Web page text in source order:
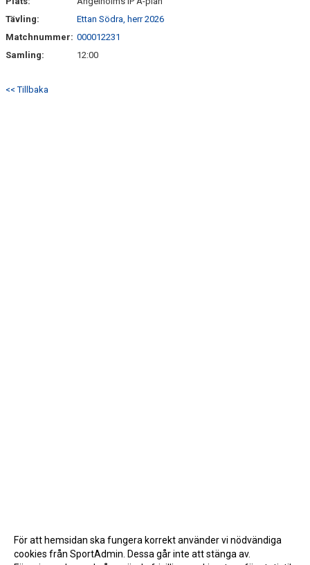
Tävling:
Ettan Södra, herr 2026
Matchnummer: 000012231
Samling:
12:00
<< Tillbaka
För att hemsidan ska fungera korrekt använder vi nödvändiga
cookies från SportAdmin. Dessa går inte att stänga av.